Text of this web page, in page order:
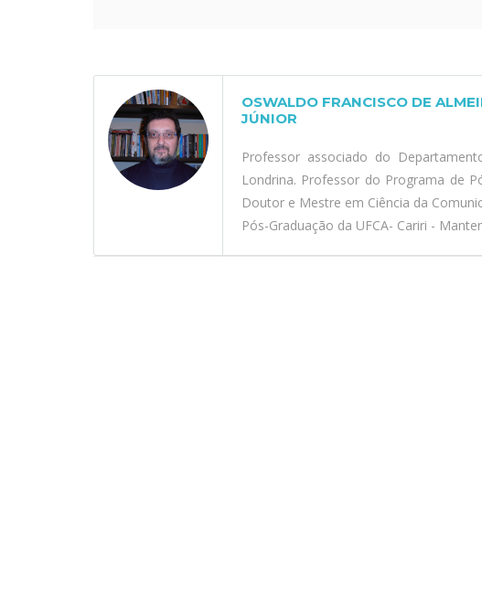
OSWALDO FRANCISCO DE
JÚNIOR
Professor associado do
Londrina. Professor do Programa de
Doutor e Mestre em Ciência da
Pós-Graduação da UFCA- Cariri -